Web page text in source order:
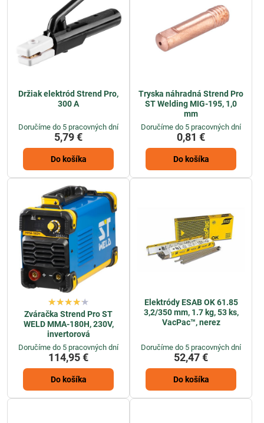
Držiak elektród Strend Pro,
300 A
Doručíme do 5 pracovných dní
5,79 €
Do košíka
Tryska náhradná Strend Pro
ST Welding MIG-195, 1,0
mm
Doručíme do 5 pracovných dní
0,81 €
Do košíka
Zváračka Strend Pro ST
WELD MMA-180H, 230V,
invertorová
Doručíme do 5 pracovných dní
114,95 €
Do košíka
Elektródy ESAB OK 61.85
3,2/350 mm, 1.7 kg, 53 ks,
VacPac™, nerez
Doručíme do 5 pracovných dní
52,47 €
Do košíka